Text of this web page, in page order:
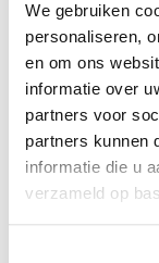
We gebruiken
personaliseren,
en om ons
informatie over
partners voor
partners kunnen
informatie die u
verzameld op
Tel.+39 345
Meer